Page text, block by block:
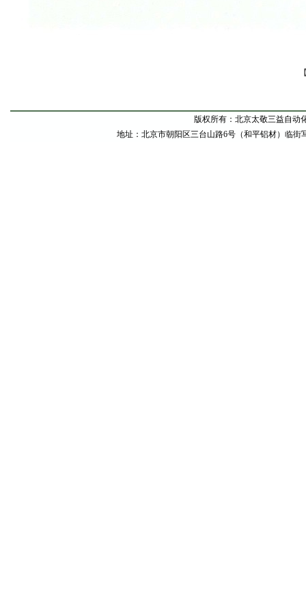
版权所有：北京太敬三益自
地址：北京市朝阳区三台山路6号（和平铝材）临街